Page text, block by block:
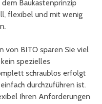
Baukastenprinzip
flexibel und mit wenig
von BITO sparen Sie viel
spezielles
schraublos erfolgt
durchzuführen ist.
Ihren Anforderungen